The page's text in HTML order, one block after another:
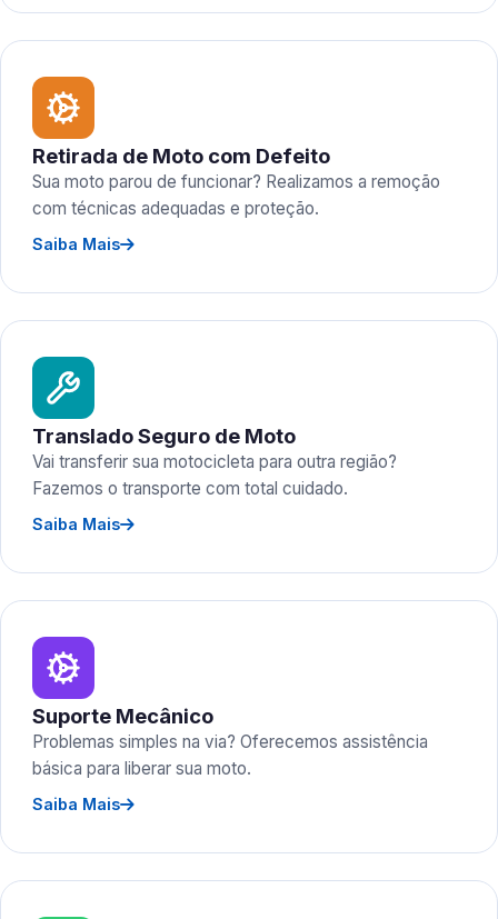
Retirada de Moto com Defeito
Sua moto parou de funcionar? Realizamos a remoção
com técnicas adequadas e proteção.
Saiba Mais
Translado Seguro de Moto
Vai transferir sua motocicleta para outra região?
Fazemos o transporte com total cuidado.
Saiba Mais
Suporte Mecânico
Problemas simples na via? Oferecemos assistência
básica para liberar sua moto.
Saiba Mais